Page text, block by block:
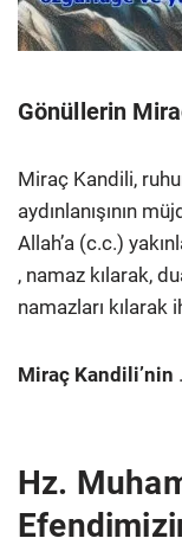
Gönüllerin
Miraç Kandili,
aydınlanışının
Allah’a (c.c.)
, namaz kılarak,
namazları kılarak
Miraç Kandili’nin
Hz.